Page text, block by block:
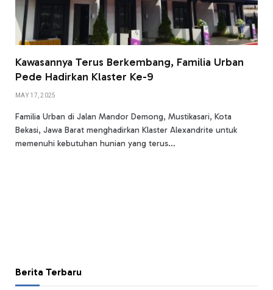
Kawasannya Terus Berkembang, Familia Urban
Pede Hadirkan Klaster Ke-9
MAY 17, 2025
Familia Urban di Jalan Mandor Demong, Mustikasari, Kota
Bekasi, Jawa Barat menghadirkan Klaster Alexandrite untuk
memenuhi kebutuhan hunian yang terus…
Berita Terbaru